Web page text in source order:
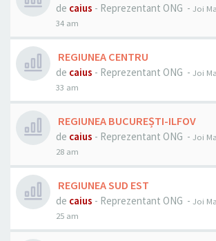
de caius - Reprezentant ONG - Joi
34 am
REGIUNEA CENTRU
de caius - Reprezentant ONG - Joi
33 am
REGIUNEA BUCUREȘTI-ILFOV
de caius - Reprezentant ONG - Joi
28 am
REGIUNEA SUD EST
de caius - Reprezentant ONG - Joi
25 am